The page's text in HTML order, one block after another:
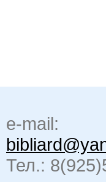
e-mail:
Тел.: